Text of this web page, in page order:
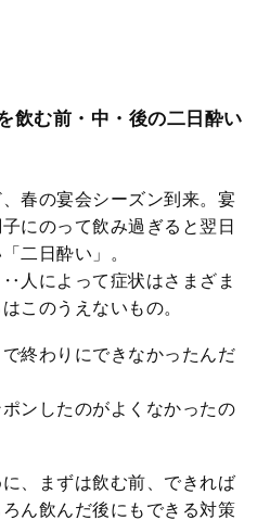
む前・中・後の二日酔い
春の宴会シーズン到来。宴
にのって飲み過ぎると翌日
二日酔い」。
人によって症状はさまざま
このうえないもの。
で終わりにできなかったんだ
ポンしたのがよくなかったの
、まずは飲む前、できれば
ん飲んだ後にもできる対策